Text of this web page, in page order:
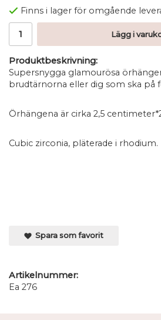
Finns i lager för omgående
Lägg i
Produktbeskrivning:
Supersnygga glamourösa
brudtärnorna eller dig som ska på
Örhängena är cirka 2,5
Cubic zirconia, pläterade i rhodium.
Spara som favorit
Artikelnummer:
Ea 276